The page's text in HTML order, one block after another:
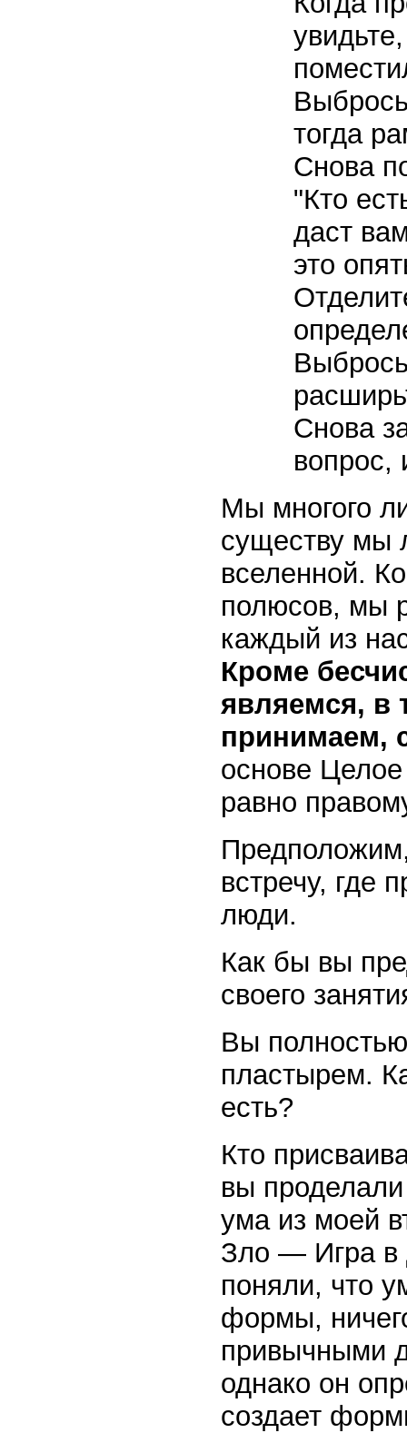
тогда
Снова
"Кто
даст
это
Снова
вопрос,
Мы многого
существу мы
вселенной.
полюсов, мы
каждый из
Кроме
являемся, в
принимаем,
основе
равно
встречу, где
люди.
Как бы вы
своего
Вы
пластырем.
есть?
Кто
вы
ума из моей
Зло — Игра в
поняли, что
формы,
привычными
однако он
создает